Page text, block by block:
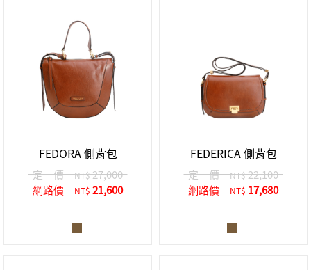
中性商品 UNISEX BAG/SLG
皮革保養 LEATHER CARE
女士包款 LADIES' BAG
女士夾款 LADIES' WALLET
中性商品 UNISEX BAG/SLG
關於 CHIARUGI
男士皮帶 MEN'S BELT
女士包款 LADIES' BAG
女士夾款 LADIES' WALLET
中性商品 UNISEX BAG/SLG
男士夾款 MEN'S WALLET
男士皮帶 MEN'S BELT
女士包款 LADIES' BAG
女士夾款 LADIES' WALLET
中性商品 UNISEX BAG/SLG
關於 Roberta di Camerino
男士包款 MEN'S BAG
男士夾款 MEN'S WALLET
男士皮帶 MEN'S BELT
女士夾款 LADIES' WALLET
中性商品 UNISEX BAG/SLG
關於 THE BRIDGE
期間限定 limited edition
珍藏 THE BRIDGE (TB SPECIAL)
男士包款 MEN'S BAG
男士夾款 MEN'S WALLET
男士皮帶 MEN'S BELT
女士包款 LADIES' BAG
女士夾款 LADIES' WALLET
FEDORA 側背包
定 價 NT$27,000
網路價
NT$ 21,600
FEDERICA 側背包
定 價 NT$22,100
網路價
NT$ 17,680